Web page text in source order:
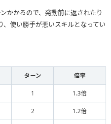
かかるので、発動前に返されたり
使い勝手が悪いスキルとなってい
ターン 倍率
1 1.3倍
2 1.2倍